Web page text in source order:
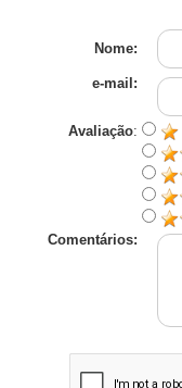
Nome:
e-mail:
Avaliação:
Comentários: